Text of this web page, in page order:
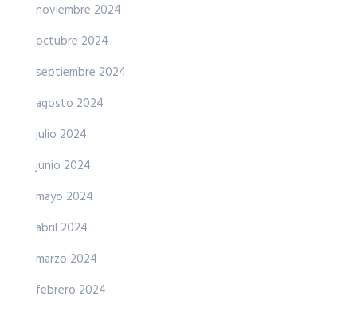
noviembre 2024
octubre 2024
septiembre 2024
agosto 2024
julio 2024
junio 2024
mayo 2024
abril 2024
marzo 2024
febrero 2024